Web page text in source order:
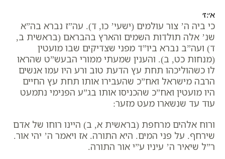
א׳:ז׳
כי ביה ה’ צור עולמים (ישעי’ כו, ד). עה”ז נברא בה”א
שנ’ אלה תולדות השמים והארץ בהבראם (בראשית ב,
ד) ועה”ב נברא ביו”ד מפני שצדיקים שבו מועטין
(מנחות כט, ב). והענין שמעתי ממורי הבעש”ט שהראו
לו כשהוליכהו תחת עץ הדעת טוב ורע היו עמו אנשים
הרבה מישראל ואח”כ שהעבירו אותו תחת עץ החיים
היו מועטין ואח”כ שהכניסו אותו בג”ע הפנימי נתמעט
עוד עד שנשארו מעט מזער:
ורוח אלהים מרחפת (בראשית א, ב) היינו רוחו של אדם
שירחף. על פני המים. היא התורה. אז ויאמר ה’ יהי אור.
ר”ל שיאיר ה’ עיניו ע”י אור התורה.